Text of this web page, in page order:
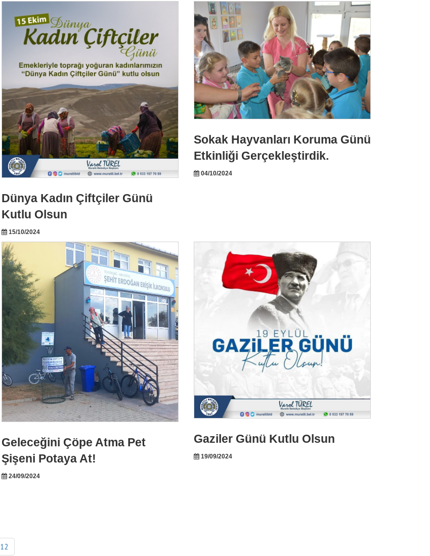
Dünya Kadın Çiftçiler Günü
Kutlu Olsun
15/10/2024
Sokak Hayvanları Koruma Günü
Etkinliği Gerçekleştirdik.
04/10/2024
Geleceğini Çöpe Atma Pet
Şişeni Potaya At!
24/09/2024
Gaziler Günü Kutlu Olsun
19/09/2024
12